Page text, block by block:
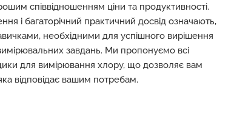
співвідношенням ціни та продуктивності.
і багаторічний практичний досвід означають,
необхідними для успішного вирішення
завдань. Ми пропонуємо всі
для вимірювання хлору, що дозволяє вам
відповідає вашим потребам.